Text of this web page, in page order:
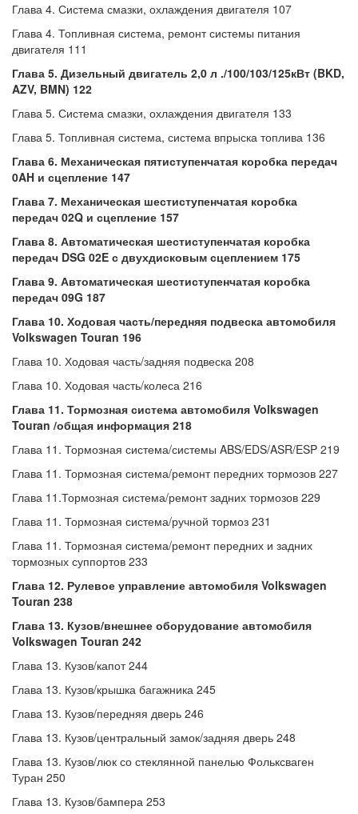
Глава 4. Система смазки, охлаждения двигателя 107
Глава 4. Топливная система, ремонт системы питания
двигателя 111
Глава 5. Дизельный двигатель 2,0 л ./100/103/125кВт (BKD,
AZV, BMN) 122
Глава 5. Система смазки, охлаждения двигателя 133
Глава 5. Топливная система, система впрыска топлива 136
Глава 6. Механическая пятиступенчатая коробка передач
0AH и сцепление 147
Глава 7. Механическая шестиступенчатая коробка
передач 02Q и сцепление 157
Глава 8. Автоматическая шестиступенчатая коробка
передач DSG 02E с двухдисковым сцеплением 175
Глава 9. Автоматическая шестиступенчатая коробка
передач 09G 187
Глава 10. Ходовая часть/передняя подвеска автомобиля
Volkswagen Touran 196
Глава 10. Ходовая часть/задняя подвеска 208
Глава 10. Ходовая часть/колеса 216
Глава 11. Тормозная система автомобиля Volkswagen
Touran /общая информация 218
Глава 11. Тормозная система/системы ABS/EDS/ASR/ESP 219
Глава 11. Тормозная система/ремонт передних тормозов 227
Глава 11.Тормозная система/ремонт задних тормозов 229
Глава 11. Тормозная система/ручной тормоз 231
Глава 11. Тормозная система/ремонт передних и задних
тормозных суппортов 233
Глава 12. Рулевое управление автомобиля Volkswagen
Touran 238
Глава 13. Кузов/внешнее оборудование автомобиля
Volkswagen Touran 242
Глава 13. Кузов/капот 244
Глава 13. Кузов/крышка багажника 245
Глава 13. Кузов/передняя дверь 246
Глава 13. Кузов/центральный замок/задняя дверь 248
Глава 13. Кузов/люк со стеклянной панелью Фольксваген
Туран 250
Глава 13. Кузов/бампера 253